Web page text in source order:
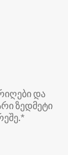
და
ზედმეტი